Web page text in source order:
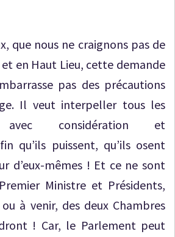
que nous ne craignons pas de
en Haut Lieu, cette demande
pas des précautions
Il veut interpeller tous les
avec considération et
qu’ils puissent, qu’ils osent
d’eux-mêmes ! Et ce ne sont
Ministre et Présidents,
à venir, des deux Chambres
! Car, le Parlement peut